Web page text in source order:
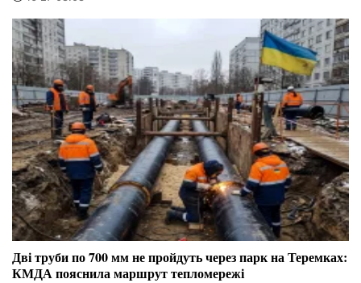
Дві труби по 700 мм не пройдуть через парк на Теремках:
КМДА пояснила маршрут тепломережі